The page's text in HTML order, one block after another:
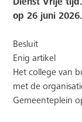
Dienst Vrije
op 26 juni
Besluit
Enig artikel
Het college van
met de
Gemeenteplein